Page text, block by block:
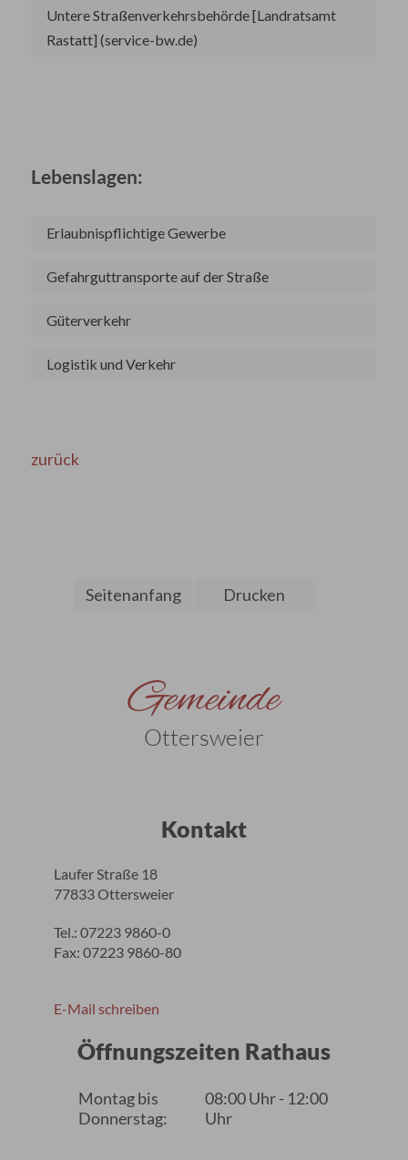
Untere Straßenverkehrsbehörde [Landratsamt
Rastatt] (service-bw.de)
Lebenslagen:
Erlaubnispflichtige Gewerbe
Gefahrguttransporte auf der Straße
Güterverkehr
Logistik und Verkehr
zurück
Seitenanfang Drucken
Gemeinde
Ottersweier
Kontakt
Laufer Straße 18
77833 Ottersweier
Tel.: 07223 9860-0
Fax: 07223 9860-80
E-Mail schreiben
Öffnungszeiten Rathaus
Montag bis
Donnerstag:
08:00 Uhr - 12:00
Uhr